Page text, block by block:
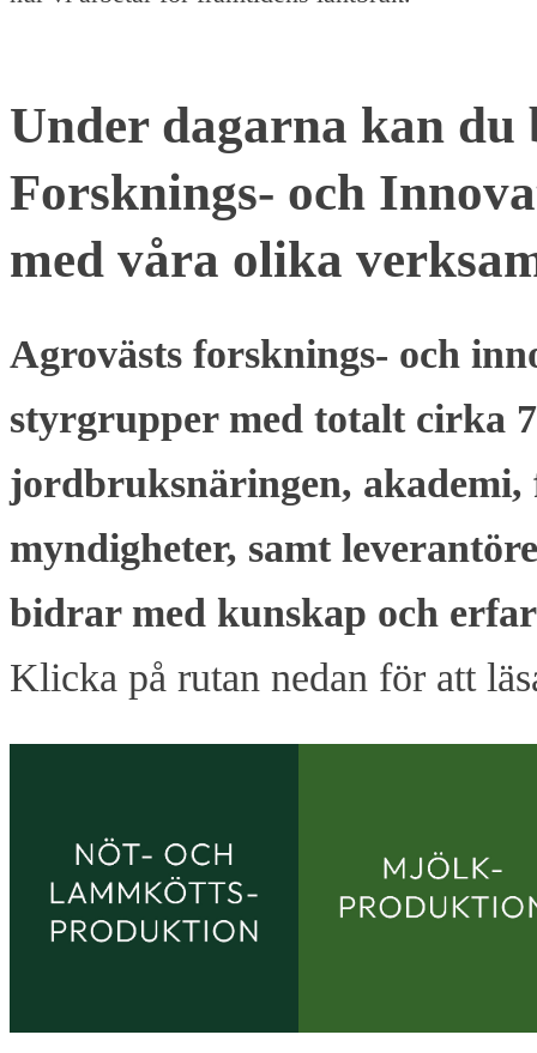
Under dagarna kan du
Forsknings- och
med våra olika
Agrovästs forsknings- och
styrgrupper med totalt cirka
jordbruksnäringen,
myndigheter, samt
bidrar med kunskap och
Klicka på rutan nedan för att